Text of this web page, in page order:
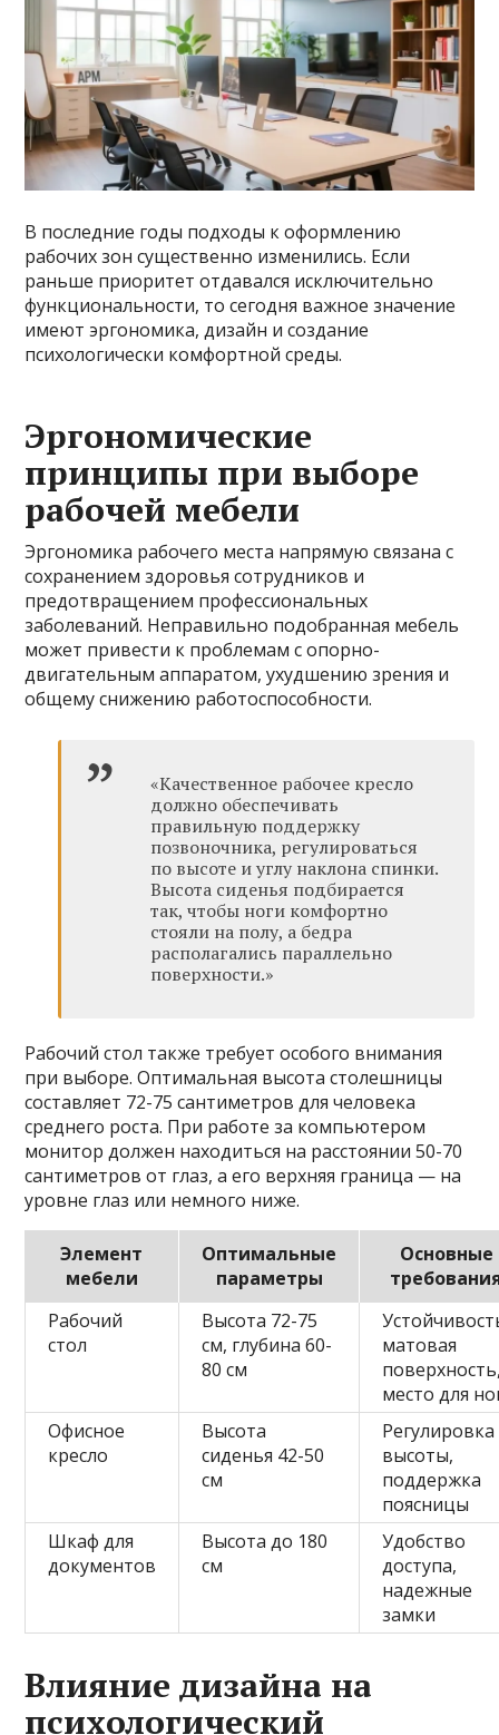
В последние годы подходы к оформлению
рабочих зон существенно изменились. Если
раньше приоритет отдавался исключительно
функциональности, то сегодня важное значение
имеют эргономика, дизайн и создание
психологически комфортной среды.
Эргономические
принципы при выборе
рабочей мебели
Эргономика рабочего места напрямую связана с
сохранением здоровья сотрудников и
предотвращением профессиональных
заболеваний. Неправильно подобранная мебель
может привести к проблемам с опорно-
двигательным аппаратом, ухудшению зрения и
общему снижению работоспособности.
«Качественное рабочее кресло
должно обеспечивать
правильную поддержку
позвоночника, регулироваться
по высоте и углу наклона спинки.
Высота сиденья подбирается
так, чтобы ноги комфортно
стояли на полу, а бедра
располагались параллельно
поверхности.»
Рабочий стол также требует особого внимания
при выборе. Оптимальная высота столешницы
составляет 72-75 сантиметров для человека
среднего роста. При работе за компьютером
монитор должен находиться на расстоянии 50-70
сантиметров от глаз, а его верхняя граница — на
уровне глаз или немного ниже.
Элемент
мебели
Оптимальные
параметры
Основные
Рабочий
стол
Высота 72-75
см, глубина 60-
80 см
матовая
место для
Офисное
кресло
Высота
сиденья 42-50
см
Регулировка
высоты,
поддержка
поясницы
Шкаф для
документов
Высота до 180
см
Удобство
доступа,
надежные
замки
Влияние дизайна на
психологический